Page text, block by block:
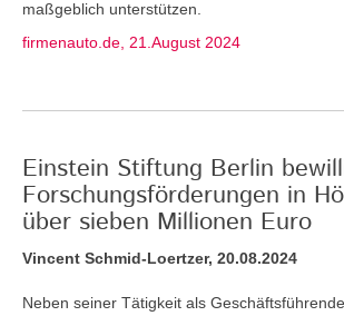
maßgeblich unterstützen.
firmenauto.de, 21.August 2024
Einstein Stiftung Berlin
Forschungsförderungen in
über sieben Millionen Euro
Vincent Schmid-Loertzer, 20.08.2024
Neben seiner Tätigkeit als